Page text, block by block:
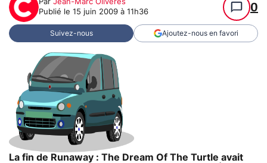
Par Jean-Marc Oliveres
Publié le 15 juin 2009 à 11h36 0
Suivez-nous Ajoutez-nous en favori
La fin de Runaway : The Dream Of The Turtle avait